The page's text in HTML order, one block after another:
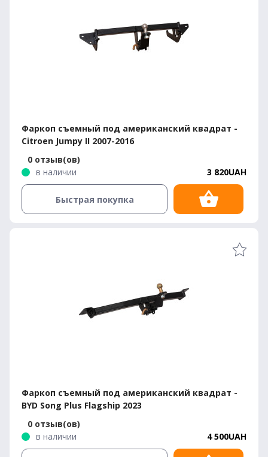
Фаркоп съемный под американский квадрат -
Citroen Jumpy II 2007-2016
0 отзыв(ов)
в наличии
3 820UAH
Быстрая покупка
Фаркоп съемный под американский квадрат -
BYD Song Plus Flagship 2023
0 отзыв(ов)
в наличии
4 500UAH